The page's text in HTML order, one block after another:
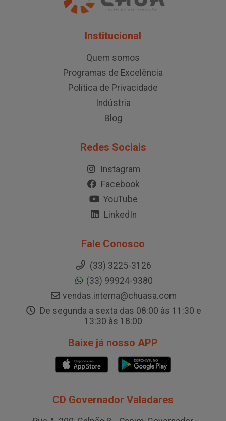
Institucional
Quem somos
Programas de Excelência
Política de Privacidade
Indústria
Blog
Redes Sociais
Instagram
Facebook
YouTube
LinkedIn
Fale Conosco
(33) 3225-3126
(33) 99924-9380
vendas.interna@chuasa.com
De segunda a sexta das 08:00 às 11:30 e
13:30 às 18:00
Baixe já nosso APP
CD Governador Valadares